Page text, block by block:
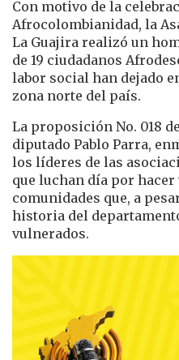
Con motivo de la
Afrocolombianidad, la
La Guajira realizó un
de 19 ciudadanos
labor social han dejado
zona norte del país.
La proposición No. 018
diputado Pablo Parra,
los líderes de las
que luchan día por
comunidades que, a
historia del
vulnerados.